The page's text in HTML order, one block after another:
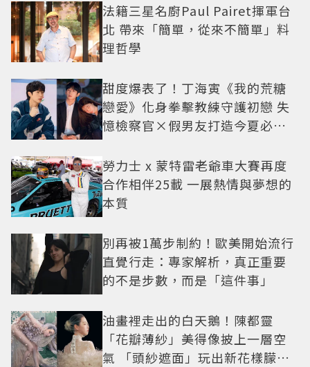
法籍三星名廚Paul Pairet揮軍台
北 帶來「簡單，從來不簡單」料
理哲學
甜度爆表了！丁海寅《我的荒糖
戀愛》化身拳擊教練守護初戀 失
憶檢察官×假男友打造今夏必看
勞力士 x 蒙特雷老爺車大賽再度
合作相伴25載 一展熱情與夢想的
本質
別再被1萬步制約！歐美開始流行
直覺行走：專家解析，真正重要
的不是步數，而是「這件事」
油畫裡走出的白天鵝！陳都靈
「花瓣薄紗」美得像披上一層空
氣 「頭紗遮面」玩出新花樣朦朧